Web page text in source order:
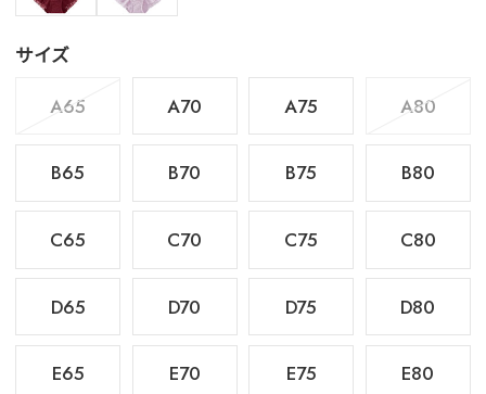
サイズ
A65
A70 A75 A80
B65 B70 B75 B80
C65 C70 C75 C80
D65 D70 D75 D80
E65 E70 E75 E80